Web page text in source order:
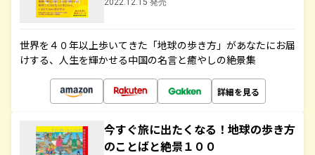
2022.12.15 発売
世界を４０年以上歩いてきた「地球の歩き方」があなたにお届
けする、人生を輝かせる中国の名言と癒やしの絶景集
詳細を見る
今すぐ旅に出たくなる！地球の歩き方
のことばと絶景１００